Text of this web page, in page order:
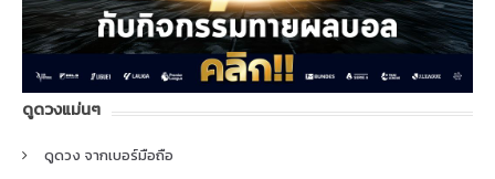
ดูดวงแม่นๆ
ดูดวง จากเบอร์มือถือ